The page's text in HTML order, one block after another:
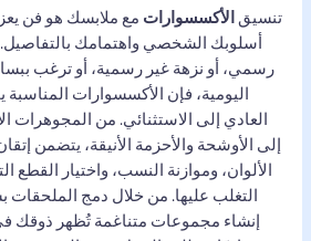
تنسيقالأكسسواراتمع ملابسك هو فن
أسلوبك الشخصي واهتمامك
رسمي، أو نزهة غير رسمية، أو ترغب
اليومية، فإن الأكسسوارات
العادي إلى الاستثنائي. من المجوهرات
إلى الأوشحة والأحزمة الأنيقة، يتضمن
الألوان، وموازنة النسب، واختيار القطع
التغلب عليها. من خلال دمج
إنشاء مجموعات متناغمة تُظهر ذوقك